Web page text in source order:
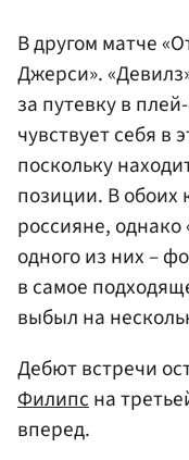
В другом матче
Джерси».
за путевку в
чувствует себя в
поскольку
позиции. В обоих
россияне,
одного из них –
в самое
выбыл на
Дебют встречи
Филипсна
вперед.